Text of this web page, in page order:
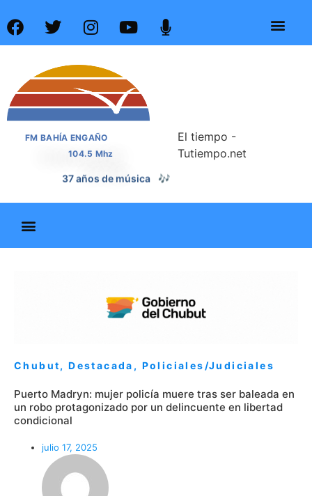
FM BAHÍA ENGAÑO
104.5 Mhz
37 años de noticias 📰
El tiempo -
Tutiempo.net
Chubut,Destacada , Policiales/Judiciales
Puerto Madryn: mujer policía muere tras ser baleada en
un robo protagonizado por un delincuente en libertad
condicional
julio 17, 2025